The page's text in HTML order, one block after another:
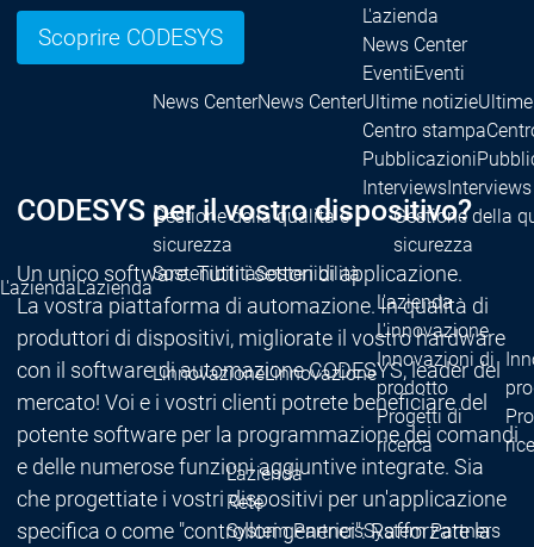
L'aziendaL'azienda
News CenterNews Center
L'azienda
News Center
EventiEventi
Ultime notizie
Centro stampa
Pubblicazioni
InterviewsInterviews
Gestione della qualità e
sicurezza
Gestione della
sicurezza
SostenibilitàSostenibilità
L'innovazioneL'innovazione
L'azienda
L'innovazione
Innovazioni di
prodotto
Progetti di
ricerca
L'azienda
Rete
System PartnersSystem Partners
Scoprire CODESYS
CODESYS per il vostro dispositivo?
Un unico software. Tutti i settori di applicazione.
La vostra piattaforma di automazione. In qualità di
produttori di dispositivi, migliorate il vostro hardware
con il software di automazione CODESYS, leader del
mercato! Voi e i vostri clienti potrete beneficiare del
potente software per la programmazione dei comandi
e delle numerose funzioni aggiuntive integrate. Sia
che progettiate i vostri dispositivi per un'applicazione
specifica o come "controllori generici": Rafforzate la